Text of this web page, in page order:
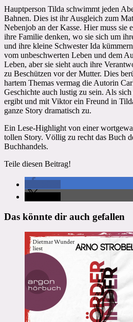
Hauptperson Tilda schwimmt jeden
Bahnen. Dies ist ihr Ausgleich zum
Nebenjob an der Kasse. Hier muss sie
ihre Familie denken, wo sie sich um
und ihre kleine Schwester Ida
vom unbeschwerten Leben und dem
Leben, aber sie sieht auch ihre
zu Beschützen vor der Mutter. Dies
hartem Themas vermag die Autorin
Geschichte auch lustig zu sein. Als
ergibt und mit Viktor ein Freund in
ganze Story dramatisch zu.
Ein Lese-Highlight von einer
tollen Story. Völlig zu recht das Buch
Buchhandels.
Teile diesen Beitrag!
Das könnte dir auch gefallen